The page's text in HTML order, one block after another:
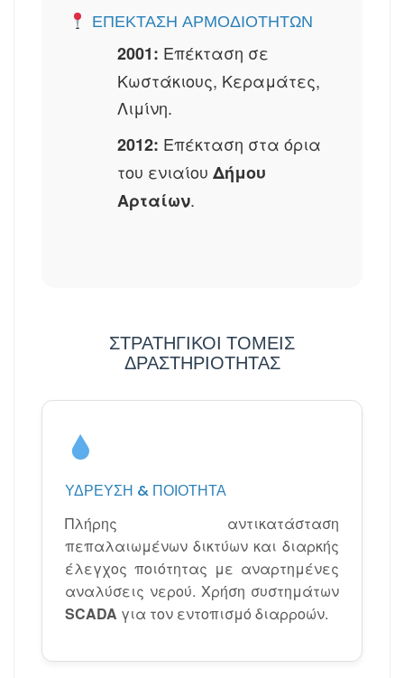
ΕΠΈΚΤΑΣΗ ΑΡΜΟΔΙΟΤΉΤΩΝ
2001: Επέκταση σε
Κωστάκιους, Κεραμάτες,
Λιμίνη.
2012: Επέκταση στα όρια
του ενιαίου Δήμου
Αρταίων.
ΣΤΡΑΤΗΓΙΚΟΊ ΤΟΜΕΊΣ
ΔΡΑΣΤΗΡΙΌΤΗΤΑΣ
ΎΔΡΕΥΣΗ & ΠΟΙΌΤΗΤΑ
Πλήρης αντικατάσταση
πεπαλαιωμένων δικτύων και διαρκής
έλεγχος ποιότητας με αναρτημένες
αναλύσεις νερού. Χρήση συστημάτων
SCADA για τον εντοπισμό διαρροών.